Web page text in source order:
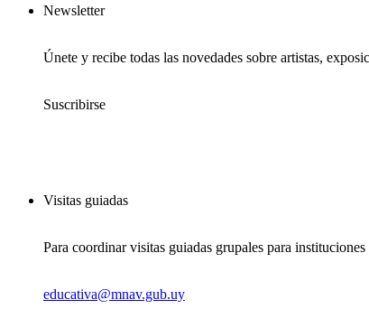
Newsletter
Únete y recibe todas las novedades sobre artistas,
Suscribirse
Visitas guiadas
Para coordinar visitas guiadas grupales para
educativa@mnav.gub.uy